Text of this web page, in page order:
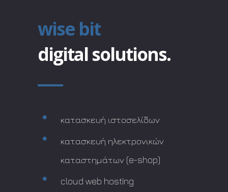
wise bit
digital solutions.
κατασκευή ιστοσελίδων
κατασκευή ηλεκτρονικών
καταστημάτων (e-shop)
cloud web hosting